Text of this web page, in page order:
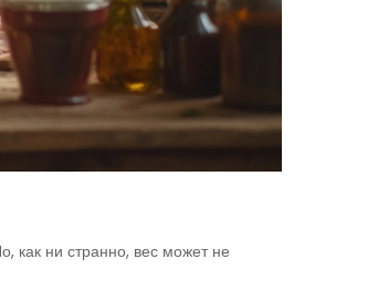
как ни странно, вес может не